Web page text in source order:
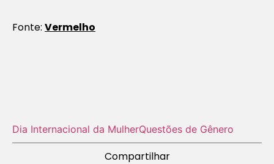
Fonte: Vermelho
Dia Internacional da MulherQuestões de Gênero
Compartilhar